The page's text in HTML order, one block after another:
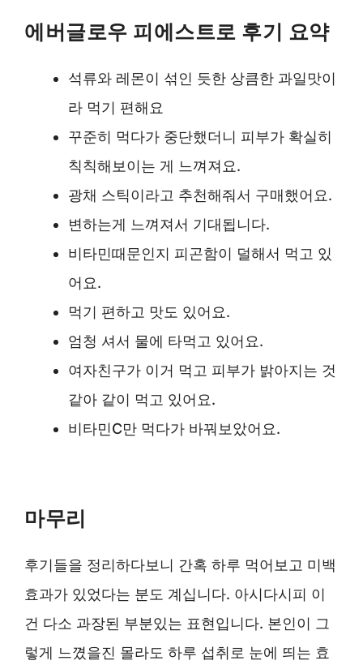
에버글로우 피에스트로 후기 요약
석류와 레몬이 섞인 듯한 상큼한 과일맛이
라 먹기 편해요
꾸준히 먹다가 중단했더니 피부가 확실히
칙칙해보이는 게 느껴져요.
광채 스틱이라고 추천해줘서 구매했어요.
변하는게 느껴져서 기대됩니다.
비타민때문인지 피곤함이 덜해서 먹고 있
어요.
먹기 편하고 맛도 있어요.
엄청 셔서 물에 타먹고 있어요.
여자친구가 이거 먹고 피부가 밝아지는 것
같아 같이 먹고 있어요.
비타민C만 먹다가 바꿔보았어요.
마무리
후기들을 정리하다보니 간혹 하루 먹어보고 미백
효과가 있었다는 분도 계십니다. 아시다시피 이
건 다소 과장된 부분있는 표현입니다. 본인이 그
렇게 느꼈을진 몰라도 하루 섭취로 눈에 띄는 효